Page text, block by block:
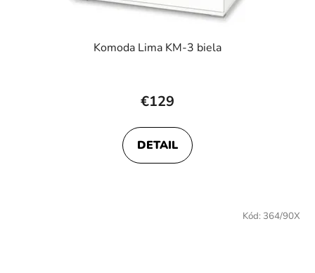
Komoda Lima KM-3 biela
€129
DETAIL
Kód: 364/90X